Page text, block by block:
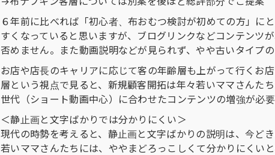
６年前に比べれば「初心者、布おむつ検討が初めての方」に
すくなっていると思いますが、ブログリンクなどコンテンツ
否めません。また動画説明などが見られず、やや古いタイプ
お店や店長のキャリアに応じて客の年齢層も上がって行くお
層という視点で見ると、新規顧客開拓は年々若いママさんた
世代（ショート動画中心）に合わせたコンテンツの増強が必要
＜静止画と文字ばかりでは分かりにくい＞
現代の時勢を考えると、静止画と文字ばかりの説明は、今ど
若いママさんたちには、ややまどろっこしくて分かりにくい